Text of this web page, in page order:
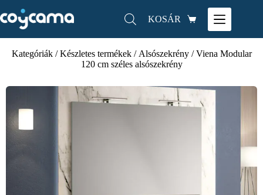
KOSÁR
Kategóriák/Készletes termékek/ Alsószekrény/ Viena Modular
120 cm széles alsószekrény